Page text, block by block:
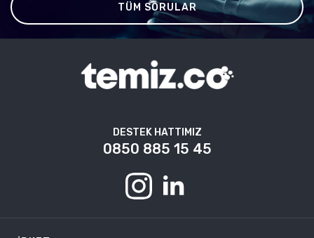
TÜM SORULAR
DESTEK HATTIMIZ
0850 885 15 45